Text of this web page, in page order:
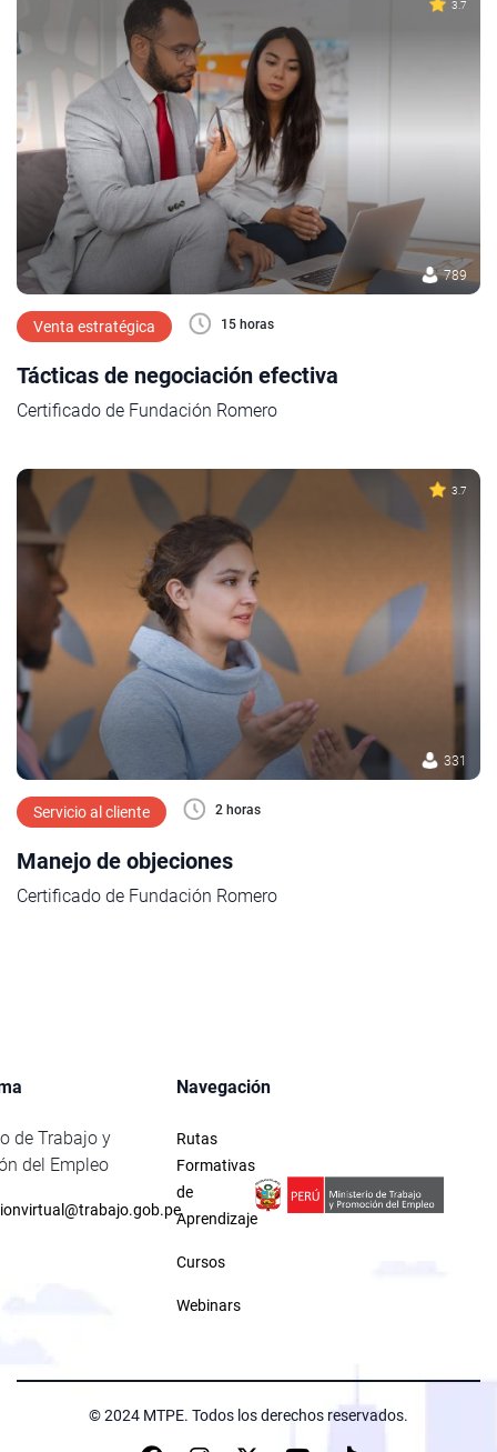
3.7
789
Venta estratégica 15 horas
Tácticas de negociación efectiva
Certificado de Fundación Romero
3.7
331
Servicio al cliente 2 horas
Manejo de objeciones
Certificado de Fundación Romero
de Trabajo y
del Empleo
Navegación
Rutas
Formativas
de
Aprendizaje
Cursos
Webinars
© 2024 MTPE. Todos los derechos reservados.